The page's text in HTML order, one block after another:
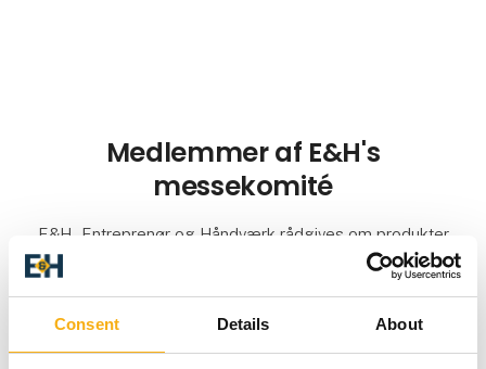
Consent Details About
Medlemmer af E&H's
messekomité
E&H - Entreprenør og Håndværk rådgives om produkter
og markeder af en messekomité. Denne er sammensat
af erfarne personer fra virksomheder, som afspejler
udstillernes såvel som de besøgendes garanti for, at
messen gennemføres på det højest mulige faglige